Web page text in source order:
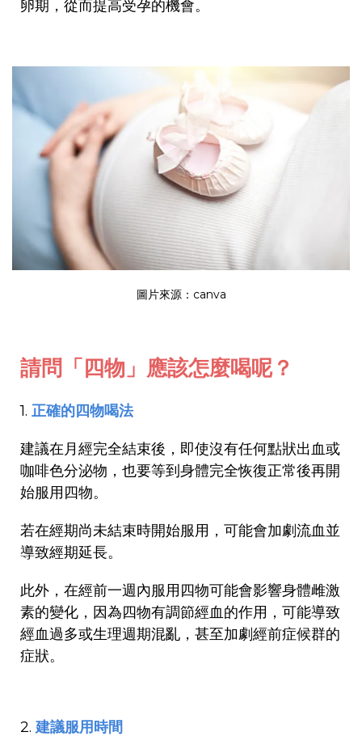
卵期，從而提高受孕的機會。
圖片來源： canva
請問「四物」應該怎麼喝呢？
1. 正確的四物喝法
建議在月經完全結束後，即使沒有任何點狀出血或
咖啡色分泌物，也要等到身體完全恢復正常後再開
始服用四物。
若在經期尚未結束時開始服用，可能會加劇流血並
導致經期延長。
此外，在經前一週內服用四物可能會影響身體雌激
素的變化，因為四物有調節經血的作用，可能導致
經血過多或生理週期混亂，甚至加劇經前症候群的
症狀。
2. 建議服用時間